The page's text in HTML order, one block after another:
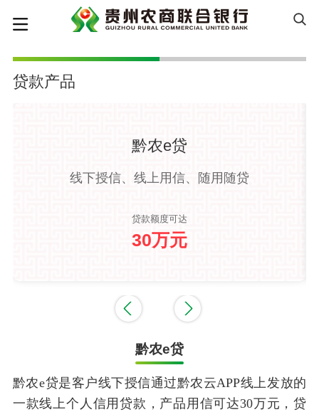
贷款产品
黔农e贷
线下授信、线上用信、随用随贷
贷款额度可达
30万元
黔农e贷
黔农e贷是客户线下授信通过黔农云APP线上发放的
一款线上个人信用贷款，产品用信可达30万元，贷